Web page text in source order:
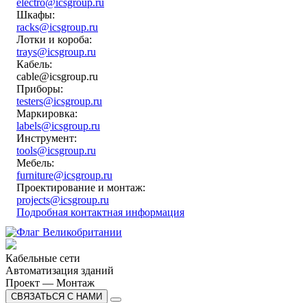
Шкафы:
racks@icsgroup.ru
Лотки и короба:
trays@icsgroup.ru
Кабель:
cable@icsgroup.ru
Приборы:
testers@icsgroup.ru
Маркировка:
labels@icsgroup.ru
Инструмент:
tools@icsgroup.ru
Мебель:
furniture@icsgroup.ru
Проектирование и монтаж:
projects@icsgroup.ru
Подробная контактная информация
Кабельные сети
Автоматизация зданий
Проект — Монтаж
СВЯЗАТЬСЯ С НАМИ